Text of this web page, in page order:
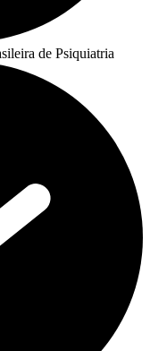
de Psiquiatria